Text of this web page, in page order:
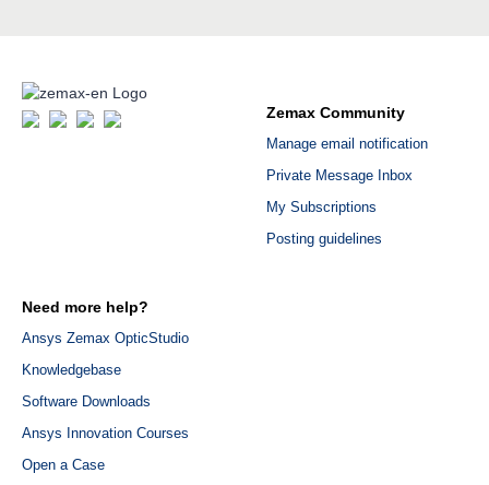
Zemax Community
Manage email notification
Private Message Inbox
My Subscriptions
Posting guidelines
Need more help?
Ansys Zemax OpticStudio
Knowledgebase
Software Downloads
Ansys Innovation Courses
Open a Case